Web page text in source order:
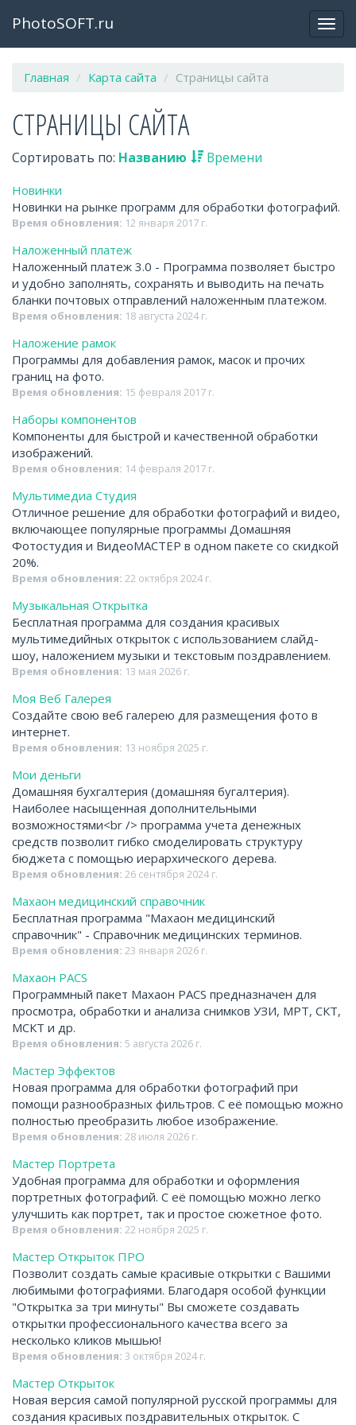
PhotoSOFT.ru
Главная Карта сайта Страницы сайта
СТРАНИЦЫ САЙТА
Сортировать по: Названию Времени
Новинки
Новинки на рынке программ для обработки фотографий.
Время обновления: 12 января 2017 г.
Наложенный платеж
Наложенный платеж 3.0 - Программа позволяет быстро
и удобно заполнять, сохранять и выводить на печать
бланки почтовых отправлений наложенным платежом.
Время обновления: 18 августа 2024 г.
Наложение рамок
Программы для добавления рамок, масок и прочих
границ на фото.
Время обновления: 15 февраля 2017 г.
Наборы компонентов
Компоненты для быстрой и качественной обработки
изображений.
Время обновления: 14 февраля 2017 г.
Мультимедиа Студия
Отличное решение для обработки фотографий и видео,
включающее популярные программы Домашняя
Фотостудия и ВидеоМАСТЕР в одном пакете со скидкой
20%.
Время обновления: 22 октября 2024 г.
Музыкальная Открытка
Бесплатная программа для создания красивых
мультимедийных открыток с использованием слайд-
шоу, наложением музыки и текстовым поздравлением.
Время обновления: 13 мая 2026 г.
Моя Веб Галерея
Создайте свою веб галерею для размещения фото в
интернет.
Время обновления: 13 ноября 2025 г.
Мои деньги
Домашняя бухгалтерия (домашняя бугалтерия).
Наиболее насыщенная дополнительными
возможностями<br /> программа учета денежных
средств позволит гибко смоделировать структуру
бюджета с помощью иерархического дерева.
Время обновления: 26 сентября 2024 г.
Махаон медицинский справочник
Бесплатная программа "Махаон медицинский
справочник" - Справочник медицинских терминов.
Время обновления: 23 января 2026 г.
Махаон PACS
Программный пакет Махаон PACS предназначен для
просмотра, обработки и анализа снимков УЗИ, МРТ, СКТ,
МСКТ и др.
Время обновления: 5 августа 2026 г.
Мастер Эффектов
Новая программа для обработки фотографий при
помощи разнообразных фильтров. С её помощью можно
полностью преобразить любое изображение.
Время обновления: 28 июля 2026 г.
Мастер Портрета
Удобная программа для обработки и оформления
портретных фотографий. С её помощью можно легко
улучшить как портрет, так и простое сюжетное фото.
Время обновления: 22 ноября 2025 г.
Мастер Открыток ПРО
Позволит создать самые красивые открытки с Вашими
любимыми фотографиями. Благодаря особой функции
"Открытка за три минуты" Вы сможете создавать
открытки профессионального качества всего за
несколько кликов мышью!
Время обновления: 3 октября 2024 г.
Мастер Открыток
Новая версия самой популярной русской программы для
создания красивых поздравительных открыток. С